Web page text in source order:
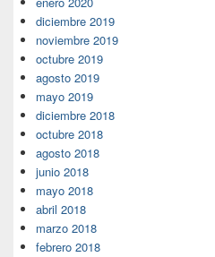
diciembre 2019
noviembre 2019
octubre 2019
agosto 2019
mayo 2019
diciembre 2018
octubre 2018
agosto 2018
junio 2018
mayo 2018
abril 2018
marzo 2018
febrero 2018